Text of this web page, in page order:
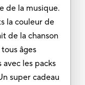
de la musique.
la couleur de
de la chanson
âges
les packs
super cadeau